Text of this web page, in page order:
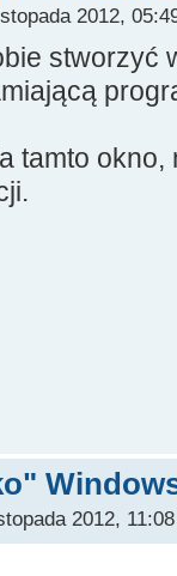
2012,
stworzyć
tamto
2012, 11:08